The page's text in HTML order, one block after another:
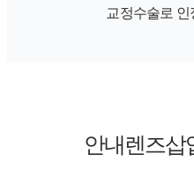
교정수술로 인
안내렌즈삽